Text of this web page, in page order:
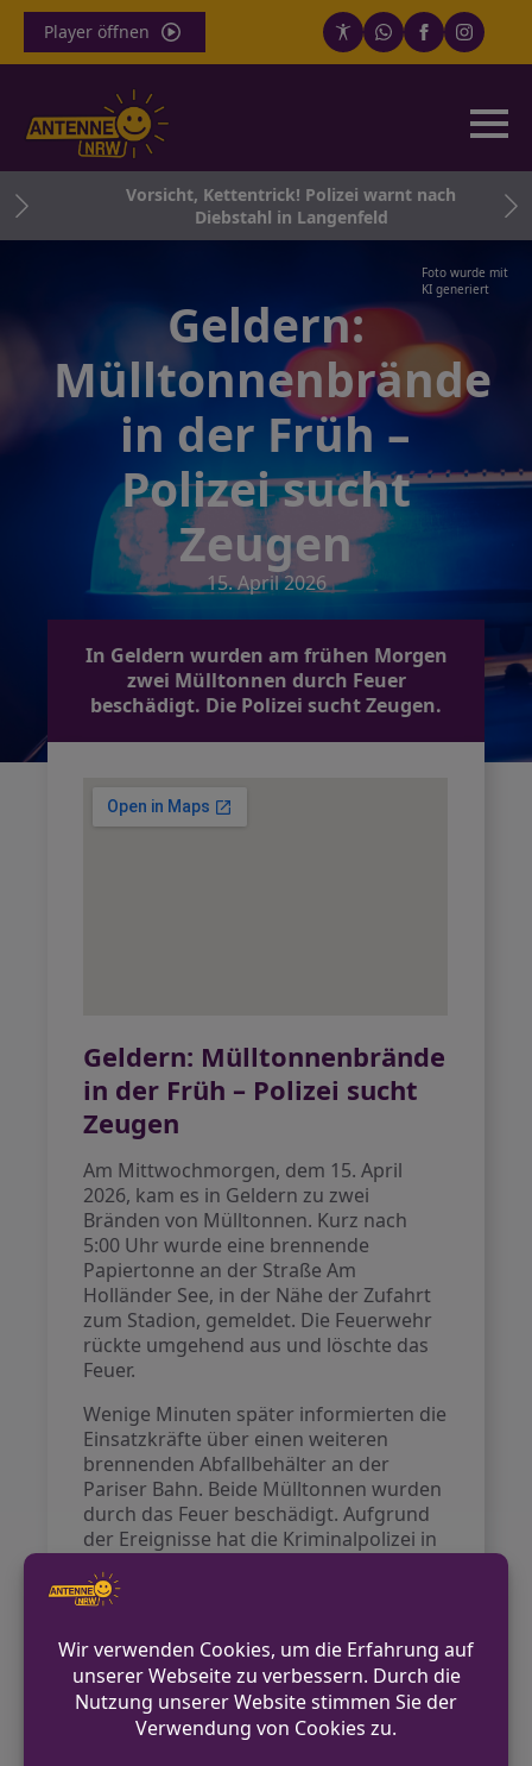
Player öffnen
Vorsicht, Kettentrick! Polizei warnt nach
Diebstahl in Langenfeld
Foto wurde mit
KI generiert
Geldern:
Mülltonnenbrände
in der Früh –
Polizei sucht
Zeugen
15. April 2026
In Geldern wurden am frühen Morgen
zwei Mülltonnen durch Feuer
beschädigt. Die Polizei sucht Zeugen.
Geldern: Mülltonnenbrände
in der Früh – Polizei sucht
Zeugen
Am Mittwochmorgen, dem 15. April
2026, kam es in Geldern zu zwei
Bränden von Mülltonnen. Kurz nach
5:00 Uhr wurde eine brennende
Papiertonne an der Straße Am
Holländer See, in der Nähe der Zufahrt
zum Stadion, gemeldet. Die Feuerwehr
rückte umgehend aus und löschte das
Feuer.
Wenige Minuten später informierten die
Einsatzkräfte über einen weiteren
brennenden Abfallbehälter an der
Pariser Bahn. Beide Mülltonnen wurden
durch das Feuer beschädigt. Aufgrund
der Ereignisse hat die Kriminalpolizei in
aufgenommen und bittet mögliche
Zeugen um sachdienliche Hinweise.
VORHERIGER BEITRAG
Drogendealer in Bielefeld wegen Waffen